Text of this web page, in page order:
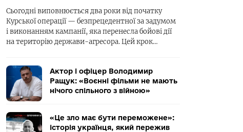
Сьогодні виповнюється два роки від початку
Курської операції — безпрецедентної за задумом
і виконанням кампанії, яка перенесла бойові дії
на територію держави-агресора. Цей крок…
Актор і офіцер Володимир
Ращук: «Воєнні фільми не мають
нічого спільного з війною»
«Це зло має бути переможене»:
історія українця, який пережив